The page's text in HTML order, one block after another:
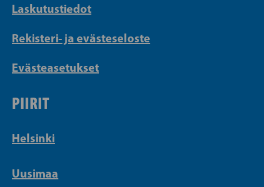
Laskutustiedot
Rekisteri- ja evästeseloste
Evästeasetukset
PIIRIT
Helsinki
Uusimaa